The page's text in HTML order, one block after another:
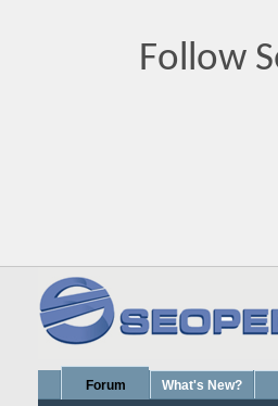
Follow
Forum What's New?